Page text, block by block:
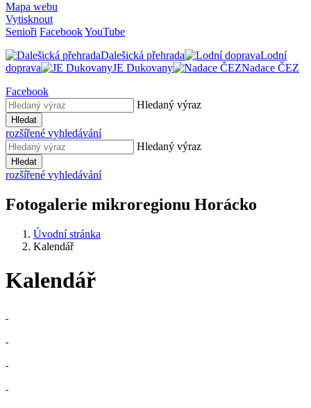
Mapa webu
Vytisknout
Senioři FacebookYouTube
Dalešická přehrada
Lodní
doprava
JE Dukovany
Nadace ČEZ
Facebook
Hledaný výraz
Hledat
rozšířené vyhledávání
Hledaný výraz
Hledat
rozšířené vyhledávání
Fotogalerie mikroregionu Horácko
Úvodní stránka
Kalendář
Kalendář